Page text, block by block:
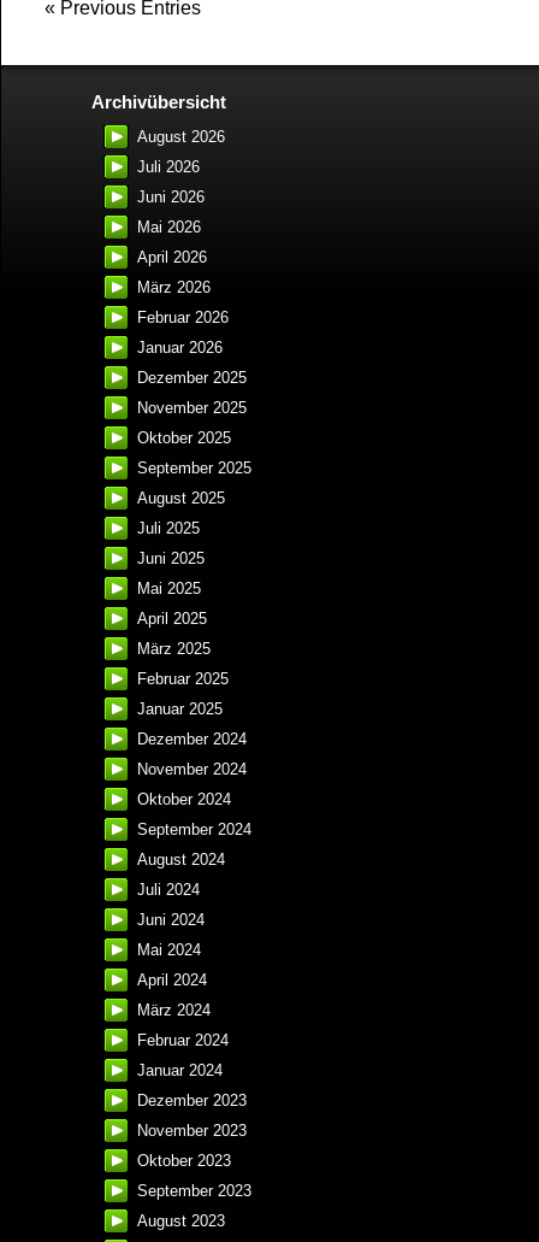
« Previous Entries
Archivübersicht
August 2026
Juli 2026
Juni 2026
Mai 2026
April 2026
März 2026
Februar 2026
Januar 2026
Dezember 2025
November 2025
Oktober 2025
September 2025
August 2025
Juli 2025
Juni 2025
Mai 2025
April 2025
März 2025
Februar 2025
Januar 2025
Dezember 2024
November 2024
Oktober 2024
September 2024
August 2024
Juli 2024
Juni 2024
Mai 2024
April 2024
März 2024
Februar 2024
Januar 2024
Dezember 2023
November 2023
Oktober 2023
September 2023
August 2023